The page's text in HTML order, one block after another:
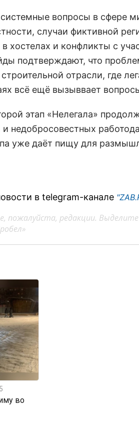
вопросы в сфере
случаи фиктивной
хостелах и конфликты с
подтверждают, что
отрасли, где
всё ещё вызыввает
этап «Нелегала»
недобросовестных
уже даёт пищу для
в telegram-канале
пожалуйста, редакции.
во